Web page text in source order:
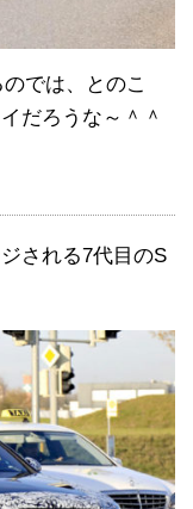
では、とのこ
だろうな～＾＾
される7代目のS